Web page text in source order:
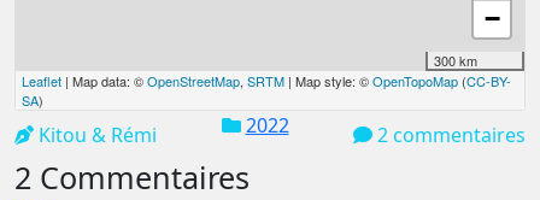
−
300 km
Leaflet | Map data: ©OpenStreetMap, SRTM | Map style: ©OpenTopoMap (CC-BY-
SA)
Kitou & Rémi 2022 2 commentaires
2 Commentaires